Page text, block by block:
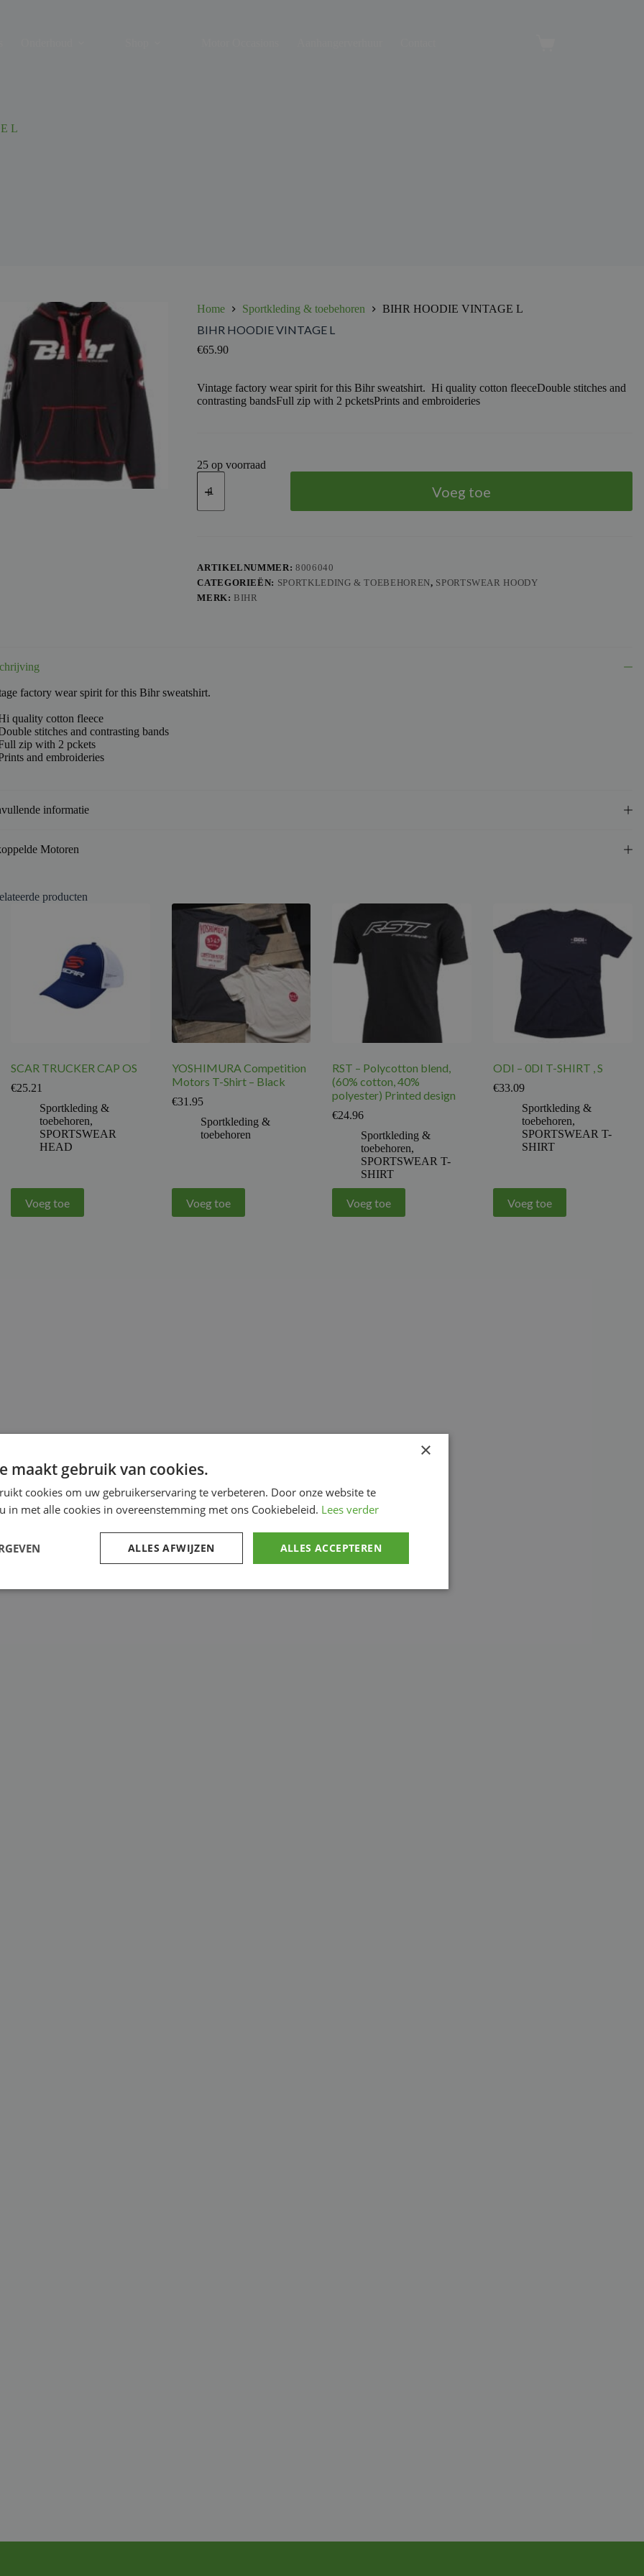
L
Home Sportkleding & toebehoren BIHR HOODIE VINTAGE L
BIHR HOODIE VINTAGE L
€65.90
Vintage factory wear spirit for this Bihr sweatshirt. Hi quality cotton fleeceDouble stitches and
contrasting bandsFull zip with 2 pcketsPrints and embroideries
25 op voorraad
BIHR
HOODIE
L
Voeg toe
ARTIKELNUMMER:8006040
CATEGORIEËN: SPORTKLEDING & TOEBEHOREN, SPORTSWEAR HOODY
MERK: BIHR
factory wear spirit for this Bihr sweatshirt.
quality cotton fleece
stitches and contrasting bands
zip with 2 pckets
and embroideries
informatie
Motoren
producten
SCAR TRUCKER CAP OS
€25.21
Sportkleding &
toebehoren,
SPORTSWEAR
HEAD
Voeg toe
YOSHIMURA Competition
Motors T-Shirt – Black
€31.95
Sportkleding &
toebehoren
Voeg toe
RST – Polycotton blend,
(60% cotton, 40%
polyester) Printed design
€24.96
Sportkleding &
toebehoren,
SPORTSWEAR T-
SHIRT
Voeg toe
ODI – 0DI T-SHIRT , S
€33.09
Sportkleding &
toebehoren,
SPORTSWEAR T-
SHIRT
Voeg toe
×
maakt gebruik van cookies.
cookies om uw gebruikerservaring te verbeteren. Door onze website te
in met alle cookies in overeenstemming met ons Cookiebeleid. Lees verder
ALLES ACCEPTEREN
ALLES AFWIJZEN